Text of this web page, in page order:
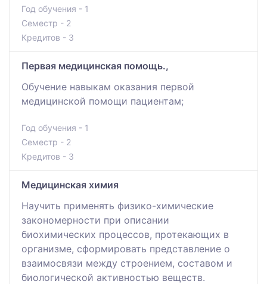
Год обучения - 1
Семестр - 2
Кредитов - 3
Первая медицинская помощь.,
Обучение навыкам оказания первой
медицинской помощи пациентам;
Год обучения - 1
Семестр - 2
Кредитов - 3
Медицинская химия
Научить применять физико-химические
закономерности при описании
биохимических процессов, протекающих в
организме, сформировать представление о
взаимосвязи между строением, составом и
биологической активностью веществ.